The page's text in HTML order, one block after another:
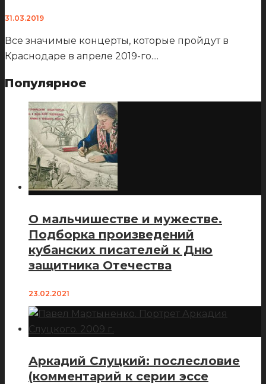
31.03.2019
Все значимые концерты, которые пройдут в
Краснодаре в апреле 2019-го....
Популярное
О мальчишестве и мужестве.
Подборка произведений
кубанских писателей к Дню
защитника Отечества
23.02.2021
Аркадий Слуцкий: послесловие
(комментарий к серии эссе